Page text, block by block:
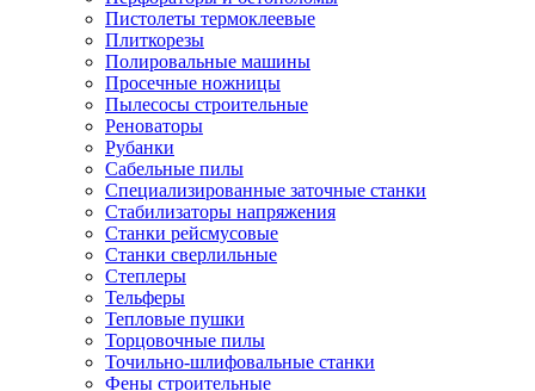
Пистолеты термоклеевые
Плиткорезы
Полировальные машины
Просечные ножницы
Пылесосы строительные
Реноваторы
Рубанки
Сабельные пилы
Специализированные заточные станки
Стабилизаторы напряжения
Станки рейсмусовые
Станки сверлильные
Степлеры
Тельферы
Тепловые пушки
Торцовочные пилы
Точильно-шлифовальные станки
Фены строительные